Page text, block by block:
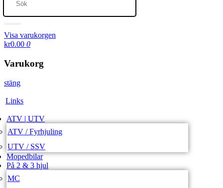
Visa varukorgen
kr0.00 0
Varukorg
stäng
Links
ATV | UTV
ATV / Fyrhjuling
UTV / SSV
Mopedbilar
På 2 & 3 hjul
MC